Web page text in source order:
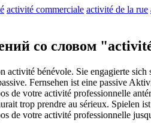
activité commerciale activité de la rue
со словом
activité bénévole. Sie engagierte sich
Fernsehen ist eine passive
de votre activité professionnelle
trop prendre au sérieux. Spielen
de votre activité professionnelle